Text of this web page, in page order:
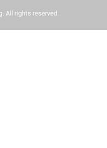
All rights reserved.